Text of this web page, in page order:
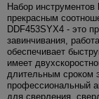
Набор инструментов
прекрасным
DDF453SYX4 - это
завинчивания,
обеспечивает
имеет
длительным сроком
профессиональный
для сверления,